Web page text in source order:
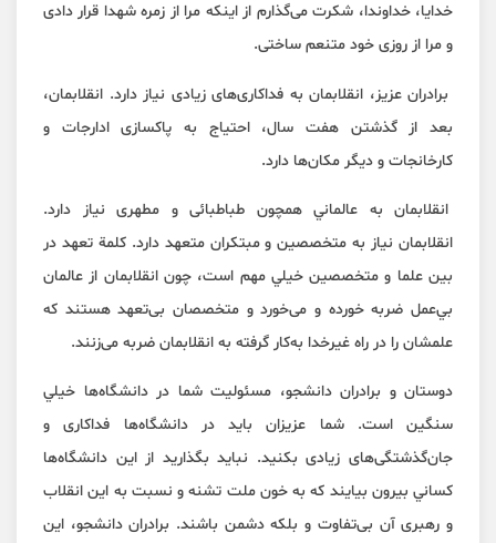
خدايا، خداوندا، شكرت می‌گذارم از اينكه مرا از زمره شهدا قرار دادی
و مرا از روزی خود متنعم ساختی.
برادران عزيز، انقلابمان به فداكاری‌های زيادی نياز دارد. انقلابمان،
بعد از گذشتن هفت سال، احتياج به پاكسازی ادار‌جات و
كارخانجات و ديگر مكان‌ها دارد.
انقلابمان به عالماني همچون طباطبائی و مطهری نياز دارد.
انقلابمان نياز به متخصصين و مبتكران متعهد دارد. كلمة تعهد در
بين علما و متخصصين خيلي مهم است، چون انقلابمان از عالمان
بي‌عمل ضربه خورده و می‌خورد و متخصصان بی‌تعهد هستند كه
علمشان را در راه غيرخدا به‌كار گرفته به انقلابمان ضربه می‌زنند.
دوستان و برادران دانشجو، مسئوليت شما در دانشگاه‌ها خيلي
سنگين است. شما عزيزان بايد در دانشگاه‌ها فداكاری و
جان‌گذشتگی‌های زيادی بكنيد. نبايد بگذاريد از اين دانشگاه‌ها
كساني بيرون بيايند كه به خون ملت تشنه و نسبت به اين انقلاب
و رهبری آن بی‌تفاوت و بلكه دشمن باشند. برادران دانشجو، اين